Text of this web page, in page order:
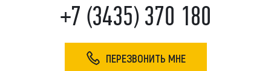
+7 (3435) 370 180
ПЕРЕЗВОНИТЬ МНЕ